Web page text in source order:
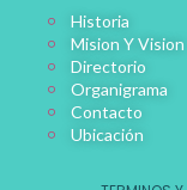
Historia
Mision Y Vision
Directorio
Organigrama
Contacto
Ubicación